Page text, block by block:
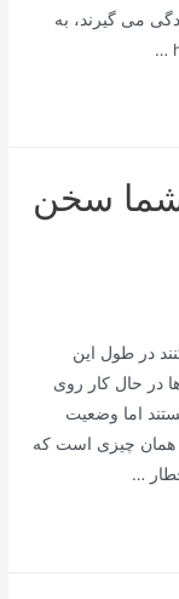
می‌ گیرند، به
شما سخن
در طول این
در حال کار روی
اما وضعیت
همان چیزی است که